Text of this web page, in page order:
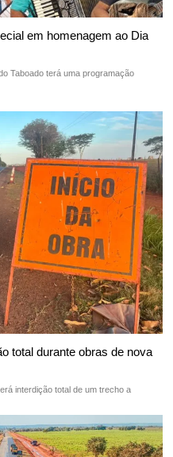
em homenagem ao Dia
Taboado terá uma programação
total durante obras de nova
interdição total de um trecho a